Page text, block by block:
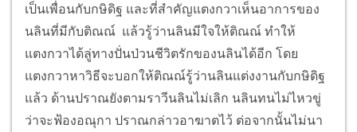
เป็นเพื่อนกับกษิดิฐ และที่สำคัญแตงกวาเห็นอาการของ
นลินที่มีกับติณณ์ แล้วรู้ว่านลินมีใจให้ติณณ์ ทำให้
แตงกวาได้ลู่ทางปั่นป่วนชีวิตรักของนลินได้อีก โดย
แตงกวาหาวิธีจะบอกให้ติณณ์รู้ว่านลินแต่งงานกับกษิดิฐ
แล้ว ด้านปราณยังตามราวีนลินไม่เลิก นลินทนไม่ไหวขู่
ว่าจะฟ้องอณุกา ปราณกล่าวอาฆาตไว้ ต่อจากนั้นไม่นา